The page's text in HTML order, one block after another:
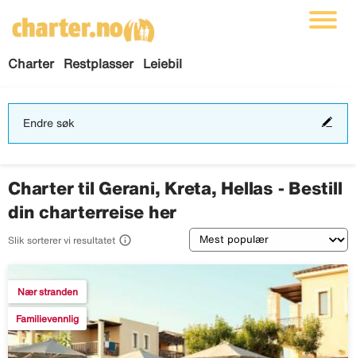
Charter Restplasser Leiebil
Endre søk
Charter til Gerani, Kreta, Hellas - Bestill
din charterreise her
Slik sorterer vi resultatet  Sortering
Nær stranden
Familievennlig